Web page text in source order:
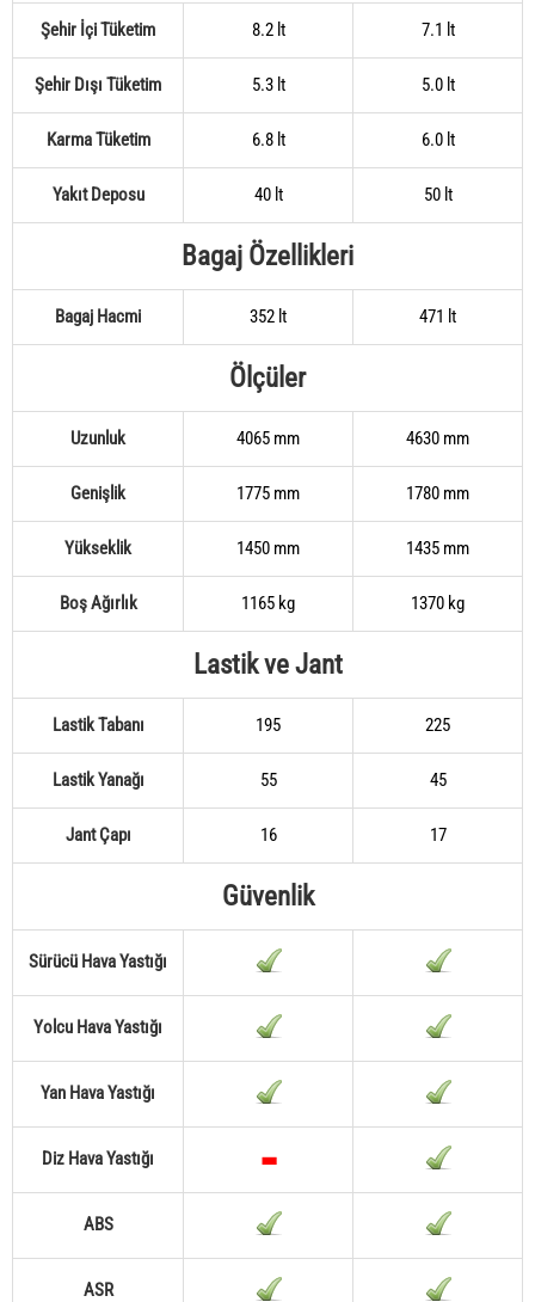
Şehir İçi Tüketim 8.2 lt 7.1 lt
Şehir Dışı Tüketim 5.3 lt 5.0 lt
Karma Tüketim 6.8 lt 6.0 lt
Yakıt Deposu 40 lt 50 lt
Bagaj Özellikleri
Bagaj Hacmi 352 lt 471 lt
Ölçüler
Uzunluk 4065 mm 4630 mm
Genişlik 1775 mm 1780 mm
Yükseklik 1450 mm 1435 mm
Boş Ağırlık 1165 kg 1370 kg
Lastik ve Jant
Lastik Tabanı 195 225
Lastik Yanağı 55 45
Jant Çapı 16 17
Güvenlik
Sürücü Hava Yastığı
Yolcu Hava Yastığı
Yan Hava Yastığı
Diz Hava Yastığı
ABS
ASR